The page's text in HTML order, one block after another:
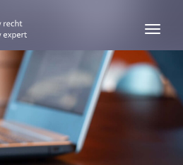
Toggle